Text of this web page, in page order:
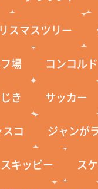
スマスツリー
場 コンコルド
き サッカー
コ ジャンが
スキッピー ス